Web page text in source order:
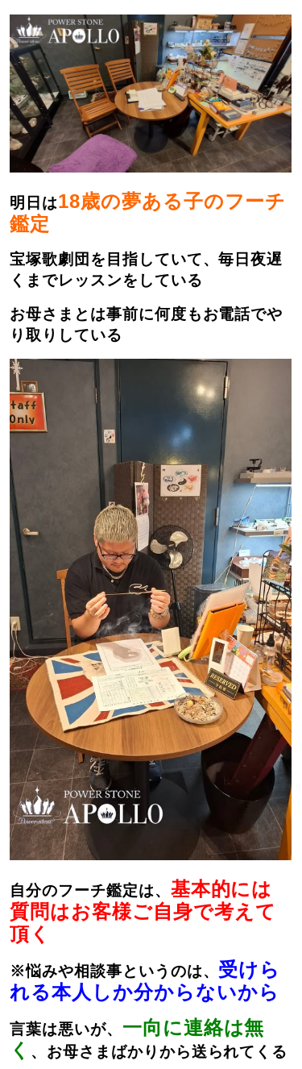
明日は18歳の夢ある子のフーチ
鑑定
宝塚歌劇団を目指していて、毎日夜遅
くまでレッスンをしている
お母さまとは事前に何度もお電話でや
り取りしている
自分のフーチ鑑定は、 基本的には
質問はお客様ご自身で考えて
頂く
※悩みや相談事というのは、 受けら
れる本人しか分からないから
言葉は悪いが、 一向に連絡は無
く 、お母さまばかりから送られてくる